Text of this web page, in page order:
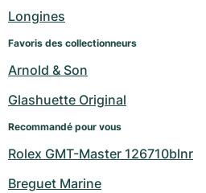
Longines
Favoris des collectionneurs
Arnold & Son
Glashuette Original
Recommandé pour vous
Rolex GMT-Master 126710blnr
Breguet Marine